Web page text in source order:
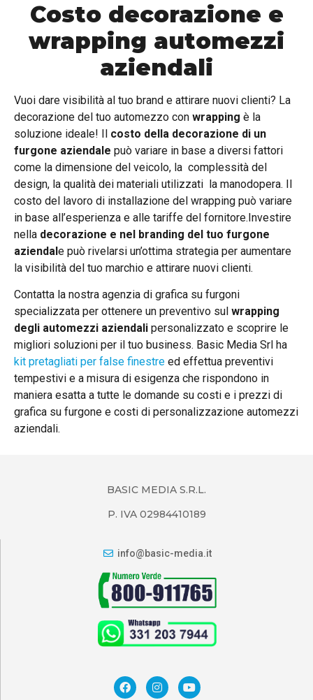
Costo decorazione e
wrapping automezzi
aziendali
Vuoi dare visibilità al tuo brand e attirare nuovi clienti? La
decorazione del tuo automezzo con wrapping è la
soluzione ideale! Il costo della decorazione di un
furgone aziendale può variare in base a diversi fattori
come la dimensione del veicolo, la complessità del
design, la qualità dei materiali utilizzati la manodopera. Il
costo del lavoro di installazione del wrapping può variare
in base all’esperienza e alle tariffe del fornitore.Investire
nella decorazione e nel branding del tuo furgone
aziendale può rivelarsi un’ottima strategia per aumentare
la visibilità del tuo marchio e attirare nuovi clienti.
Contatta la nostra agenzia di grafica su furgoni
specializzata per ottenere un preventivo sul wrapping
degli automezzi aziendali personalizzato e scoprire le
migliori soluzioni per il tuo business. Basic Media Srl ha
kit pretagliati per false finestre ed effettua preventivi
tempestivi e a misura di esigenza che rispondono in
maniera esatta a tutte le domande su costi e i prezzi di
grafica su furgone e costi di personalizzazione automezzi
aziendali.
BASIC MEDIA S.R.L.
P. IVA 02984410189
info@basic-media.it